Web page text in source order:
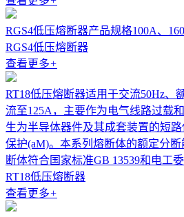
RGS4低压熔断器产品规格100A、
RGS4低压熔断器
查看更多+
RT18低压熔断器适用于交流50Hz、
流至125A，主要作为电气线路过载
生为半导体器件及其成套装置的短
保护(aM)。本系列熔断体的额定分
断体符合国家标准GB 13539和电工委
RT18低压熔断器
查看更多+